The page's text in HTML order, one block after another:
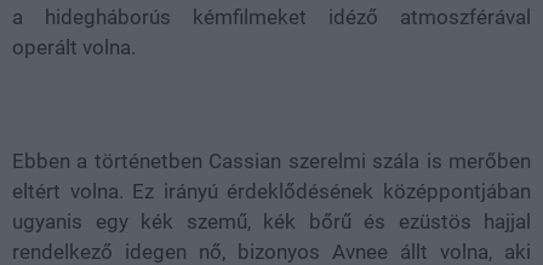
a hidegháborús kémfilmeket idéző atmoszférával
operált volna.
Ebben a történetben Cassian szerelmi szála is merőben
eltért volna. Ez irányú érdeklődésének középpontjában
ugyanis egy kék szemű, kék bőrű és ezüstös hajjal
rendelkező idegen nő, bizonyos Avnee állt volna, aki